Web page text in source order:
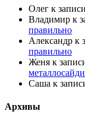
Олег к записи
Владимир к
правильно
Александр к
правильно
Женя к
Саша к
Архивы